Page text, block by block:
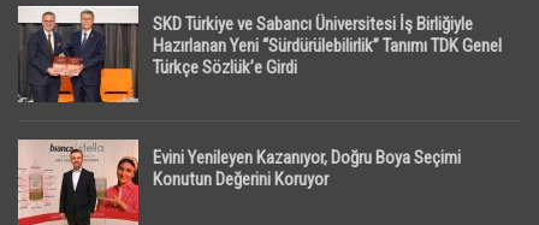
SKD Türkiye ve Sabancı Üniversitesi İş Birliğiyle
Hazırlanan Yeni “Sürdürülebilirlik” Tanımı TDK Genel
Türkçe Sözlük’e Girdi
Evini Yenileyen Kazanıyor, Doğru Boya Seçimi
Konutun Değerini Koruyor